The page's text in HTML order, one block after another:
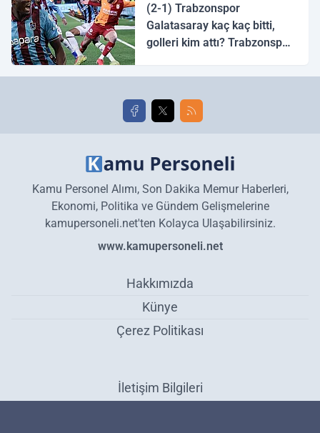
(2-1) Trabzonspor
Galatasaray kaç kaç bitti,
golleri kim attı? Trabzonspor
golleri!
Kamu Personel Alımı, Son Dakika Memur Haberleri,
Ekonomi, Politika ve Gündem Gelişmelerine
kamupersoneli.net'ten Kolayca Ulaşabilirsiniz.
www.kamupersoneli.net
Hakkımızda
Künye
Çerez Politikası
İletişim Bilgileri